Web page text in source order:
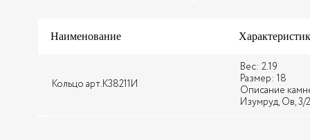
Наименование
Кольцо арт.К38211И
Вес: 2.19
Размер: 18
Описание
Изумруд, Ов, 3/